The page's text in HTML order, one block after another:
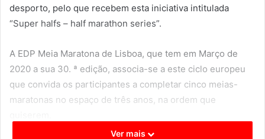
desporto, pelo que recebem esta iniciativa intitulada
“Super halfs – half marathon series”.
A EDP Meia Maratona de Lisboa, que tem em Março de
2020 a sua 30. ª edição, associa-se a este ciclo europeu
que convida os participantes a completar cinco meias-
maratonas no espaço de três anos, na ordem que
Ver mais